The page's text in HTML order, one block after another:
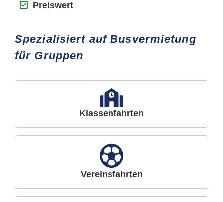
Preiswert
Spezialisiert auf Busvermietung
für Gruppen
Klassenfahrten
Vereinsfahrten